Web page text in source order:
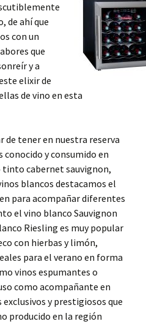
de ahí que
con un
que
y a
elixir de
de vino en esta
de tener en nuestra reserva
y consumido en
tinto cabernet sauvignon,
blancos destacamos el
para acompañar diferentes
el vino blanco Sauvignon
Riesling es muy popular
con hierbas y limón,
para el verano en forma
vinos espumantes o
como acompañante en
y prestigiosos que
producido en la región